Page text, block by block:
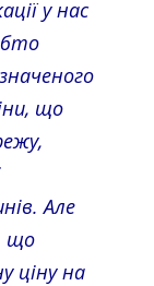
у нас
що
Але
що
ціну на